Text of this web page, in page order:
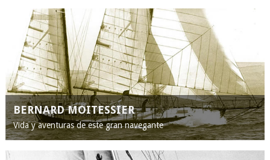
BERNARD MOITESSIER
Vida y aventuras de este gran navegante